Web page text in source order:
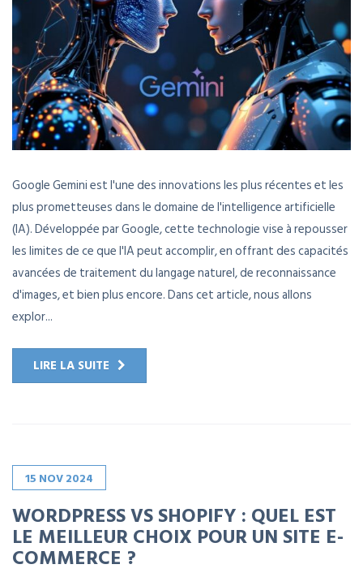
Google Gemini est l'une des innovations les plus récentes et les
plus prometteuses dans le domaine de l'intelligence artificielle
(IA). Développée par Google, cette technologie vise à repousser
les limites de ce que l'IA peut accomplir, en offrant des capacités
avancées de traitement du langage naturel, de reconnaissance
d'images, et bien plus encore. Dans cet article, nous allons
explor...
LIRE LA SUITE
15 NOV2024
WORDPRESS VS SHOPIFY : QUEL EST
LE MEILLEUR CHOIX POUR UN SITE E-
COMMERCE ?